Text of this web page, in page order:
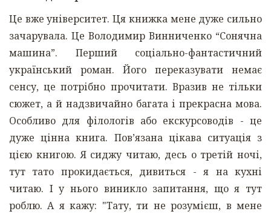
Це вже університет. Ця книжка мене дуже сильно
зачарувала. Це Володимир Винниченко “Сонячна
машина”. Перший соціально-фантастичний
український роман. Його переказувати немає
сенсу, це потрібно прочитати. Вразив не тільки
сюжет, а й надзвичайно багата і прекрасна мова.
Особливо для філологів або екскурсоводів - це
дуже цінна книга. Пов’язана цікава ситуація з
цією книгою. Я сиджу читаю, десь о третій ночі,
тут тато прокидається, дивиться - я на кухні
читаю. І у нього виникло запитання, що я тут
роблю. А я кажу: "Тату, ти не розумієш, в мене